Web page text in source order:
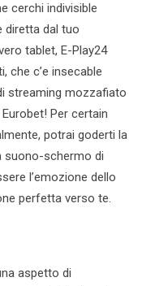
cerchi indivisible
diretta dal tuo
tablet, E-Play24
che c’e insecable
streaming mozzafiato
Per certain
potrai goderti la
suono-schermo di
l’emozione dello
perfetta verso te.
aspetto di